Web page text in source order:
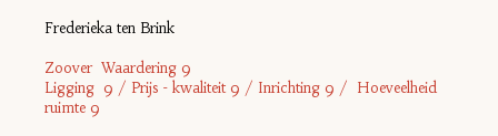
Frederieka ten Brink
Zoover Waardering 9
Ligging 9 / Prijs - kwaliteit 9 / Inrichting 9 / Hoeveelheid
ruimte 9